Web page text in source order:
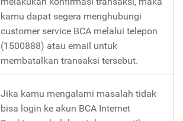
kamu dapat segera menghubungi
customer service BCA melalui telepon
(1500888) atau email untuk
membatalkan transaksi tersebut.
Jika kamu mengalami masalah tidak
bisa login ke akun BCA Internet